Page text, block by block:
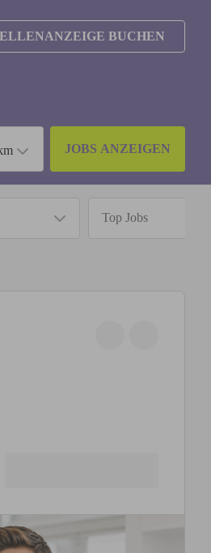
BUCHEN
JOBS ANZEIGEN
Top Jobs